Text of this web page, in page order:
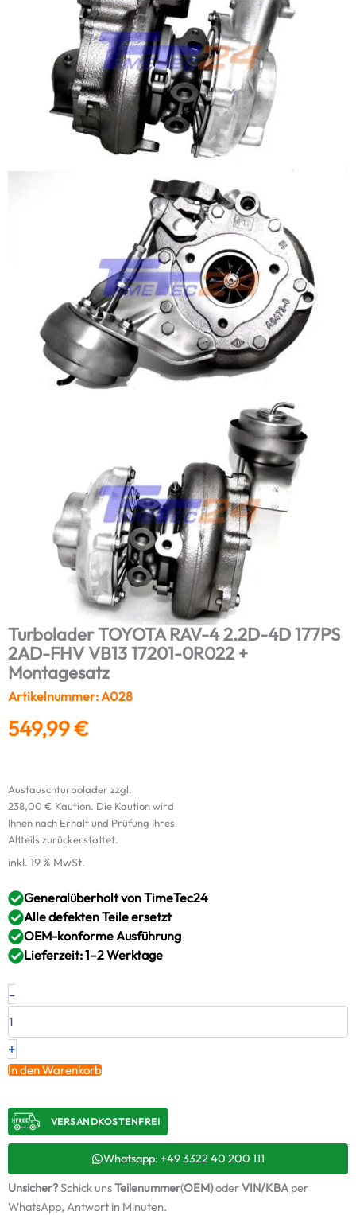
Turbolader TOYOTA RAV-4 2.2D-4D 177PS
2AD-FHV VB13 17201-0R022 +
Montagesatz
Artikelnummer: A028
549,99€
Austauschturbolader zzgl.
238,00 € Kaution. Die Kaution wird
Ihnen nach Erhalt und Prüfung Ihres
Altteils zurückerstattet.
inkl. 19 % MwSt.
Generalüberholt von TimeTec24
Alle defekten Teile ersetzt
OEM-konforme Ausführung
Lieferzeit: 1–2 Werktage
-
Turbolader
TOYOTA
2.2D-
4D
177PS
FHV
VB13
17201-
+
Montagesatz
Menge
+
In den Warenkorb
VERSANDKOSTENFREI​
Whatsapp: +49 3322 40 200 111
Unsicher?Schick unsTeilenummer(OEM)oderVIN/KBA per
WhatsApp, Antwort in Minuten.